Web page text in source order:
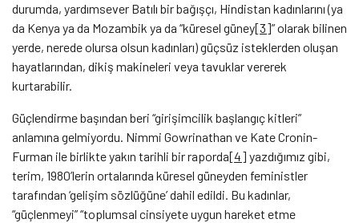
durumda, yardımsever Batılı bir bağışçı, Hindistan kadınlarını (ya
da Kenya ya da Mozambik ya da “küresel güney[3]” olarak bilinen
yerde, nerede olursa olsun kadınları) güçsüz isteklerden oluşan
hayatlarından, dikiş makineleri veya tavuklar vererek
kurtarabilir.
Güçlendirme başından beri “girişimcilik başlangıç kitleri”
anlamına gelmiyordu. Nimmi Gowrinathan ve Kate Cronin-
Furman ile birlikte yakın tarihli bir raporda[4] yazdığımız gibi,
terim, 1980’lerin ortalarında küresel güneyden feministler
tarafından ‘gelişim sözlüğüne’ dahil edildi. Bu kadınlar,
“güçlenmeyi” “toplumsal cinsiyete uygun hareket etme